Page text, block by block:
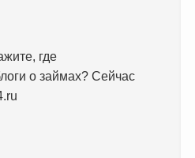
где
о займах? Сейчас